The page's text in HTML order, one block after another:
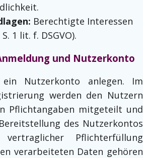
Berechtigte Interessen
1 lit. f. DSGVO).
und Nutzerkonto
Nutzerkonto anlegen. Im
werden den Nutzern
Pflichtangaben mitgeteilt und
des Nutzerkontos
Pflichterfüllung
verarbeiteten Daten gehören